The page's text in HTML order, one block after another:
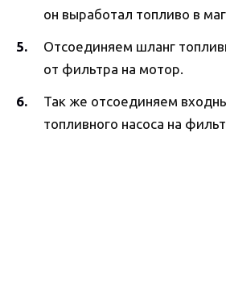
он выработал топливо в
Отсоединяем шланг
от фильтра на мотор.
Так же отсоединяем
топливного насоса на